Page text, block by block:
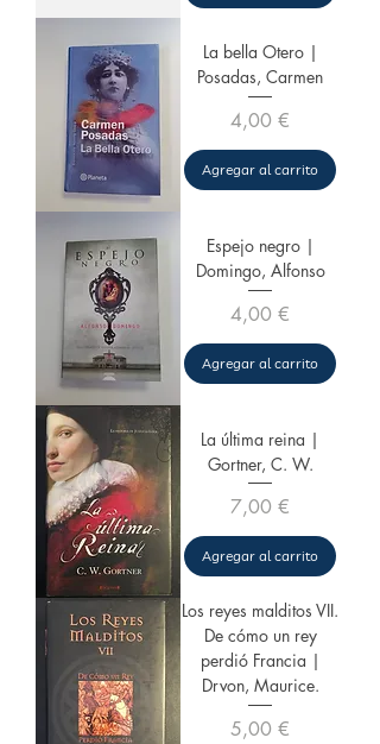
La bella Otero |
Posadas, Carmen
Precio
4,00 €
Agregar al carrito
Espejo negro |
Domingo, Alfonso
Precio
4,00 €
Agregar al carrito
La última reina |
Gortner, C. W.
Precio
7,00 €
Agregar al carrito
Los reyes malditos VII.
De cómo un rey
perdió Francia |
Drvon, Maurice.
Precio
5,00 €